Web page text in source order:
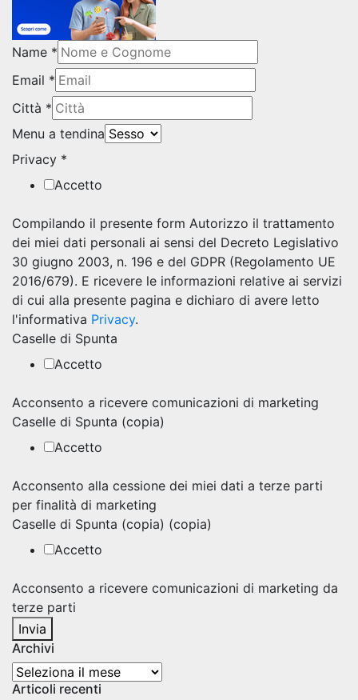
Name *
Email *
Città *
Menu a tendina
Privacy *
Accetto
Compilando il presente form Autorizzo il trattamento
dei miei dati personali ai sensi del Decreto Legislativo
30 giugno 2003, n. 196 e del GDPR (Regolamento UE
2016/679). E ricevere le informazioni relative ai servizi
di cui alla presente pagina e dichiaro di avere letto
l'informativa Privacy.
Caselle di Spunta
Accetto
Acconsento a ricevere comunicazioni di marketing
Caselle di Spunta (copia)
Accetto
Acconsento alla cessione dei miei dati a terze parti
per finalità di marketing
Caselle di Spunta (copia) (copia)
Accetto
Acconsento a ricevere comunicazioni di marketing da
terze parti
Invia
Archivi
Archivi
Articoli recenti